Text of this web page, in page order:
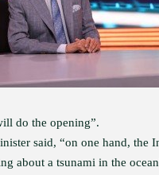
do the opening”.
said, “on one hand, the
about a tsunami in the